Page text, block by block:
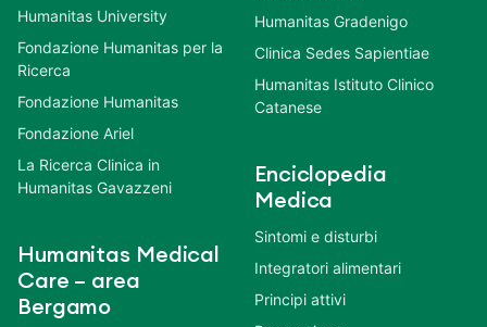
Humanitas University
Fondazione Humanitas per la
Ricerca
Fondazione Humanitas
Fondazione Ariel
La Ricerca Clinica in
Humanitas Gavazzeni
Humanitas Medical
Care – area
Bergamo
Humanitas Gradenigo
Clinica Sedes Sapientiae
Humanitas Istituto Clinico
Catanese
Enciclopedia
Medica
Sintomi e disturbi
Integratori alimentari
Principi attivi